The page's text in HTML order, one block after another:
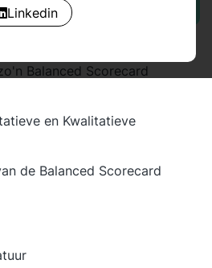
Balanced Scorecard
en Kwalitatieve
de Balanced Scorecard
Linkedin